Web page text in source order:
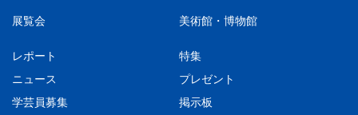
展覧会 美術館・博物館
レポート
特集
ニュース
プレゼント
学芸員募集
掲示板